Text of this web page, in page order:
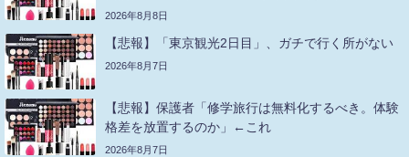
2026年8月8日
【悲報】「東京観光2日目」、ガチで行く所がない
2026年8月7日
【悲報】保護者「修学旅行は無料化するべき。体験
格差を放置するのか」←これ
2026年8月7日